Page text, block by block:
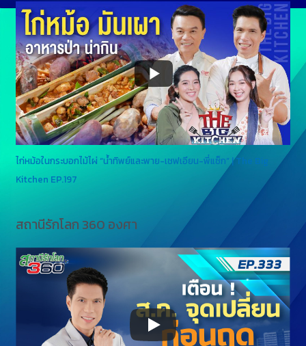
ไก่หม้อในกระบอกไม้ไผ่ “น้ำทิพย์และพาย-เชฟเอียน-พี่แซ็ก” | The Big
Kitchen EP.197
สถานีรักโลก 360 องศา